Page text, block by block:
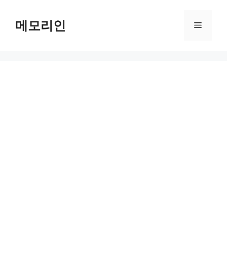
content메모리인 Menu